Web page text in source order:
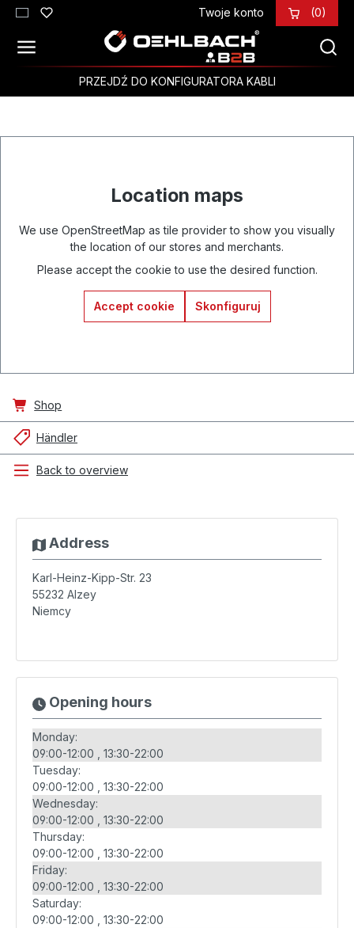
Przejdź do głównej zawartości Twoje konto (0)
PRZEJDŹ DO KONFIGURATORA KABLI
Location maps
We use OpenStreetMap as tile provider to show you visually
the location of our stores and merchants.
Please accept the cookie to use the desired function.
Accept cookie Skonfiguruj
Shop
Händler
Back to overview
Address
Karl-Heinz-Kipp-Str. 23
55232 Alzey
Niemcy
Opening hours
Monday:
09:00-12:00
13:30-22:00
Tuesday:
09:00-12:00
13:30-22:00
Wednesday:
09:00-12:00
13:30-22:00
Thursday:
09:00-12:00
13:30-22:00
Friday:
09:00-12:00
13:30-22:00
Saturday:
09:00-12:00
13:30-22:00